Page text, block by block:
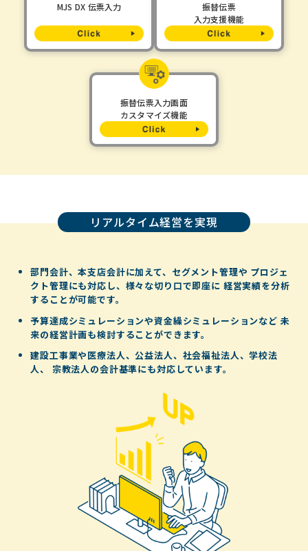
MJS DX 伝票入力
振替伝票
入力支援機能
振替伝票入力画面
カスタマイズ機能
リアルタイム経営を実現
部門会計、本支店会計に加えて、セグメント管理や プロジェ
クト管理にも対応し、様々な切り口で即座に 経営実績を分析
することが可能です。
予算達成シミュレーションや資金繰シミュレーションなど 未
来の経営計画も検討することができます。
建設工事業や医療法人、公益法人、社会福祉法人、学校法
人、
宗教法人の会計基準にも対応しています。